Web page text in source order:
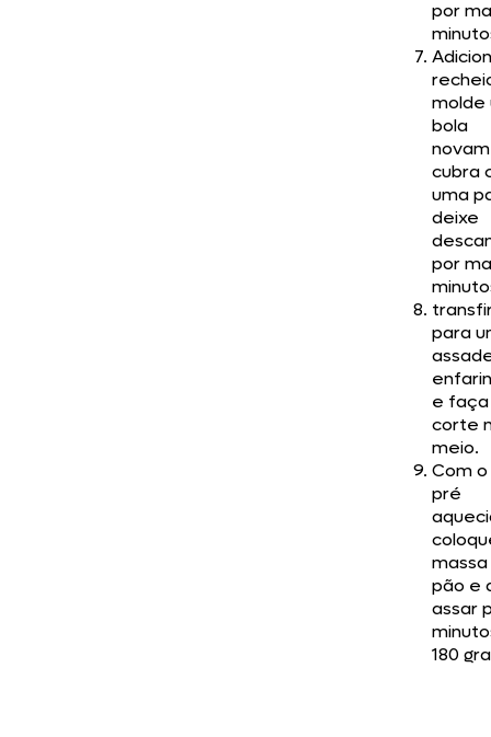
por
molde
bola
cubra
uma
deixe
por
para
e faça
corte
meio.
Com
pré
pão e
assar
180